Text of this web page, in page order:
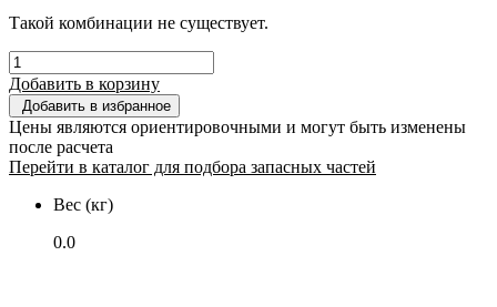
Такой комбинации не существует.
Добавить в корзину
Добавить в избранное
Цены являются ориентировочными и могут быть изменены
после расчета
Перейти в каталог для подбора запасных частей
Вес (кг)
0.0